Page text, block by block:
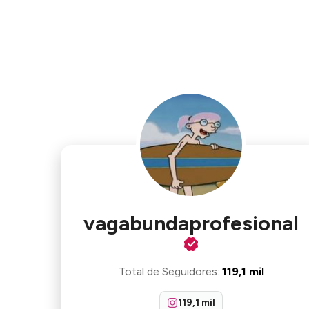
vagabundaprofesional
Total de Seguidores: 119,1 mil
119,1 mil